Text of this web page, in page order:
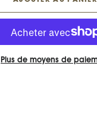
Plus de moyens de